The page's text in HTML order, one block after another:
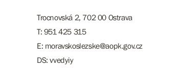
Trocnovská 2, 702 00 Ostrava
T: 951 425 315
E: moravskoslezske@aopk.gov.cz
DS: vvedyiy